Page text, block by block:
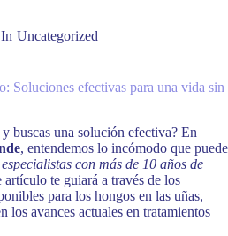
In Uncategorized
Soluciones efectivas para una vida sin
buscas una solución efectiva? En
, entendemos lo incómodo que puede
con más de 10 años de
artículo te guiará a través de los
para los hongos en las uñas,
los avances actuales en tratamientos